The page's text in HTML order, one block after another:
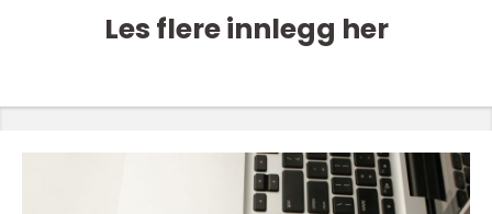
Les flere innlegg her